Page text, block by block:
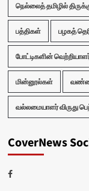
நெல்லைத் தமிழில்
பத்திகள் பழகத்
போட்டிகளின்
மின்னூல்கள்
வல்லமையாளர் விருது
CoverNews
Facebook